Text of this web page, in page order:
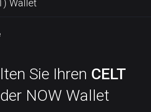
Wallet
Sie Ihren CELT
NOW Wallet